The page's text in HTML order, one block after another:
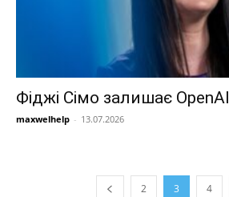
Фіджі Сімо залишає OpenAI
maxwelhelp - 13.07.2026
2 3 4